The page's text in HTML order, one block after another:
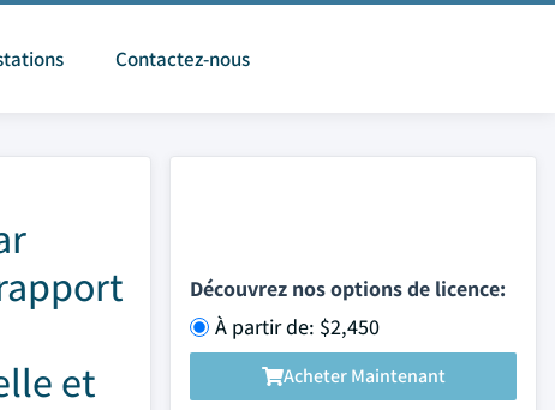
Contactez-nous
et
Découvrez nos options de licence:
À partir de: $2,450
Acheter Maintenant